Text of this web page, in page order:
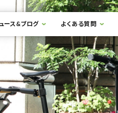
ース&ブログ よくある質問